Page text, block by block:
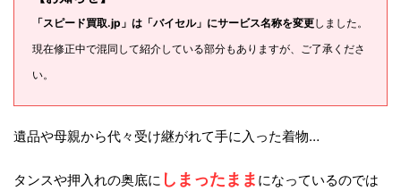
「スピード買取.jp」は「バイセル」にサービス名称を変更しました。
現在修正中で混同して紹介している部分もありますが、ご了承くださ
い。
遺品や母親から代々受け継がれて手に入った着物…
タンスや押入れの奥底に しまったまま になっているのでは